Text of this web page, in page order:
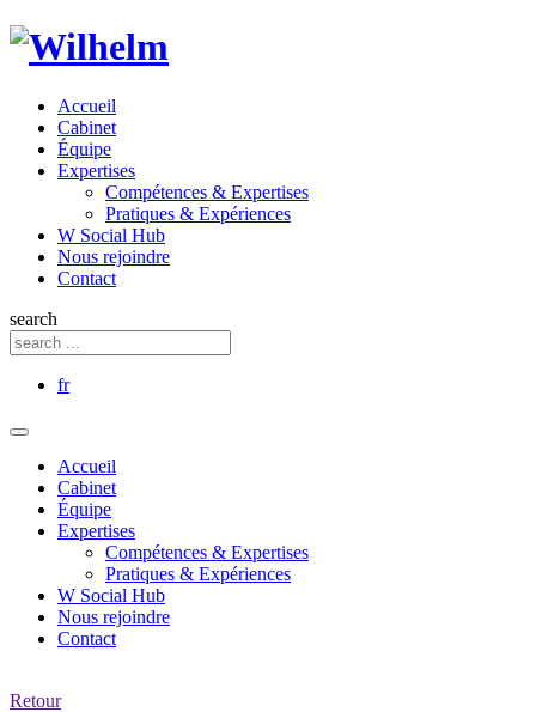
Accueil
Cabinet
Équipe
Expertises
Compétences & Expertises
Pratiques & Expériences
W Social Hub
Nous rejoindre
Contact
search
fr
Accueil
Cabinet
Équipe
Expertises
Compétences & Expertises
Pratiques & Expériences
W Social Hub
Nous rejoindre
Contact
Retour